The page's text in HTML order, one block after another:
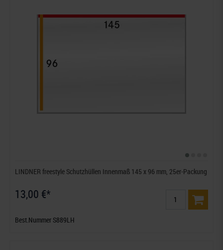
LINDNER freestyle Schutzhüllen Innenmaß 145 x 96 mm, 25er-Packung
13,00 €*
Best.Nummer S889LH